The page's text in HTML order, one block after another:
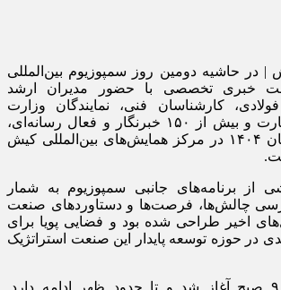
| در حاشیه دومین روز سمپوزیوم بین‌المللی
نشست خبری تخصصی با حضور مدیران ارشد
کارشناسان فنی، نمایندگان وزارت
صنعت، معدن و تجارت و بیش از ۱۵۰ خبرنگار و فعال رسانه‌ای،
صبح چهارشنبه ۸ آبان ۱۴۰۴ در مرکز همایش‌های بین‌المللی کیش
از برنامه‌های جانبی سمپوزیوم به شمار
چالش‌ها، فرصت‌ها و دستاوردهای صنعت
اخیر طراحی شده بود و فضایی پویا برای
در حوزه توسعه پایدار این صنعت استراتژیک
نشست از ساعت ۹ صبح آغاز شد و تا حدود ظهر ادامه دارد.